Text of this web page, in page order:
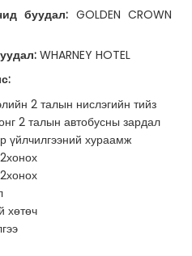
буудал: GOLDEN CROWN
WHARNEY HOTEL
2 талын нислэгийн тийз
2 талын автобусны зардал
үйлчилгээний хураамж
хөтөч